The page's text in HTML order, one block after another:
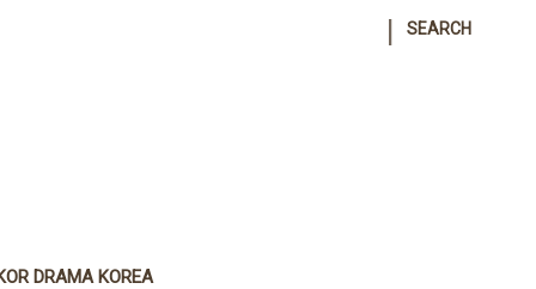
SEARCH
DRAMA KOREA